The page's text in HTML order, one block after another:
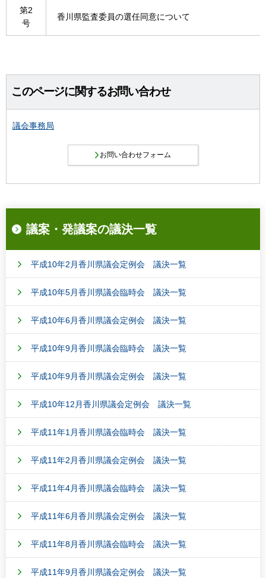
第2
号
香川県監査委員の選任同意について
このページに関するお問い合わせ
議会事務局
議案・発議案の議決一覧
平成10年2月香川県議会定例会 議決一覧
平成10年5月香川県議会臨時会 議決一覧
平成10年6月香川県議会定例会 議決一覧
平成10年9月香川県議会臨時会 議決一覧
平成10年9月香川県議会定例会 議決一覧
平成10年12月香川県議会定例会 議決一覧
平成11年1月香川県議会臨時会 議決一覧
平成11年2月香川県議会定例会 議決一覧
平成11年4月香川県議会臨時会 議決一覧
平成11年6月香川県議会定例会 議決一覧
平成11年8月香川県議会臨時会 議決一覧
平成11年9月香川県議会定例会 議決一覧